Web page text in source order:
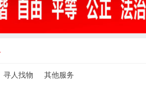
寻人找物 其他服务